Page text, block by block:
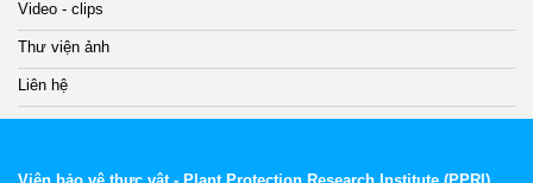
Video - clips
Thư viện ảnh
Liên hệ